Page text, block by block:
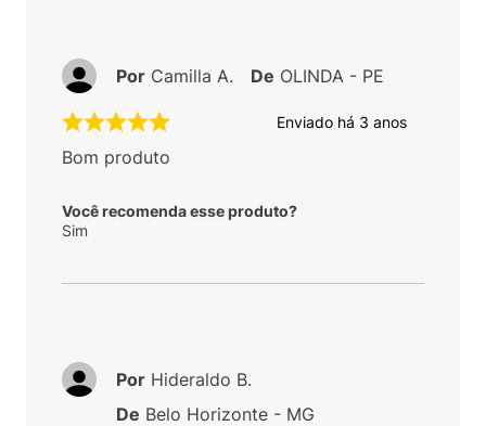
Enviado há 3 anos
Bom produto
Você recomenda esse produto?
Sim
Por Camilla A. De OLINDA - PE
Por Hideraldo B.
De Belo Horizonte - MG